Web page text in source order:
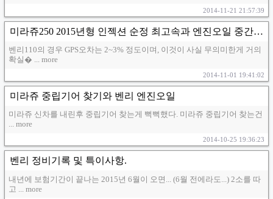
2014-11-21 21:57:39
미라쥬250 2015년형 인젝션 순정 최고속과 엔진오일 중간보고...
벤리110의 경우 GPS오차는 2~3% 정도이며, 이것이 사실 무의미한게 거의
확실� ... more
2014-11-01 19:41:02
미라쥬 중립기어 찾기와 벤리 엔진오일
미라쥬 신차를 내린후 중립기어 찾는게 뻑뻑했다. 미라쥬 중립기어 찾는건
... more
2014-10-25 19:36:23
벤리 정비기록 및 특이사항.
내년에 보험기간이 끝나는 2015년 6월이 오면... (6월 전에라도...) 2소를 따
고 ... more